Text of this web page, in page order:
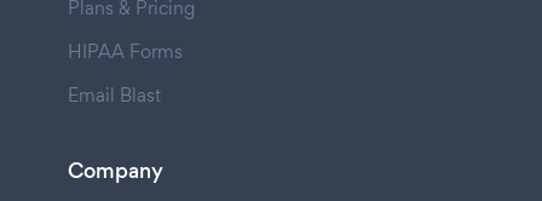
Plans & Pricing
HIPAA Forms
Email Blast
Company